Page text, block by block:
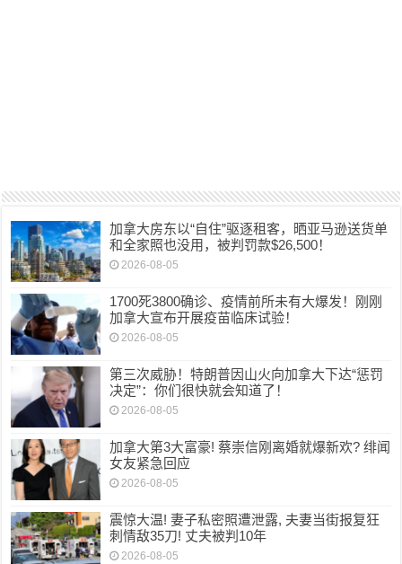
加拿大房东以“自住”驱逐租客，晒亚马逊送货单
和全家照也没用，被判罚款$26,500！
2026-08-05
1700死3800确诊、疫情前所未有大爆发！刚刚
加拿大宣布开展疫苗临床试验！
2026-08-05
第三次威胁！特朗普因山火向加拿大下达“惩罚
决定”：你们很快就会知道了！
2026-08-05
加拿大第3大富豪! 蔡崇信刚离婚就爆新欢? 绯闻
女友紧急回应
2026-08-05
震惊大温! 妻子私密照遭泄露, 夫妻当街报复狂
刺情敌35刀! 丈夫被判10年
2026-08-05